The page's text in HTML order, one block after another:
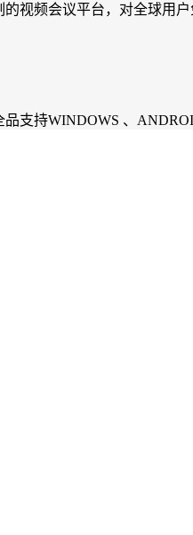
视频会议平台，对全球用
支持WINDOWS 、